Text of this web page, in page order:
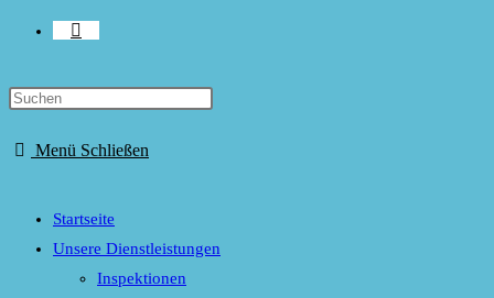
Website-
Suche
Menü Schließen
Startseite
Unsere Dienstleistungen
Inspektionen